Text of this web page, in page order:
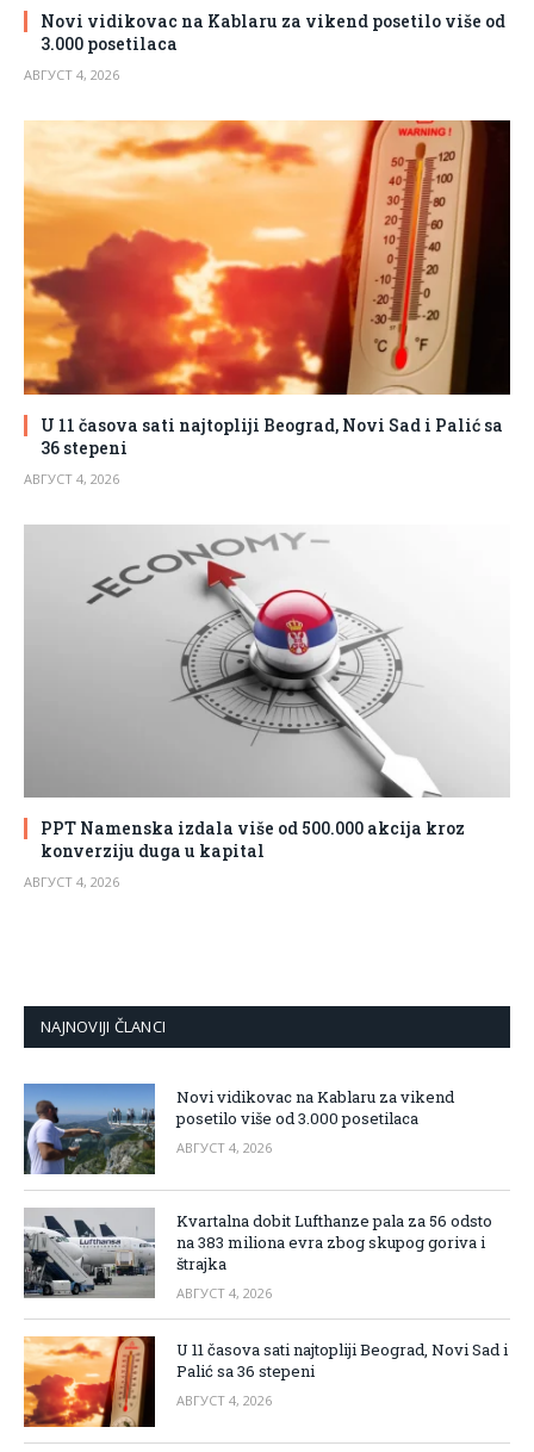
Novi vidikovac na Kablaru za vikend posetilo više od
3.000 posetilaca
АВГУСТ 4, 2026
U 11 časova sati najtopliji Beograd, Novi Sad i Palić sa
36 stepeni
АВГУСТ 4, 2026
PPT Namenska izdala više od 500.000 akcija kroz
konverziju duga u kapital
АВГУСТ 4, 2026
NAJNOVIJI ČLANCI
Novi vidikovac na Kablaru za vikend
posetilo više od 3.000 posetilaca
АВГУСТ 4, 2026
Kvartalna dobit Lufthanze pala za 56 odsto
na 383 miliona evra zbog skupog goriva i
štrajka
АВГУСТ 4, 2026
U 11 časova sati najtopliji Beograd, Novi Sad i
Palić sa 36 stepeni
АВГУСТ 4, 2026